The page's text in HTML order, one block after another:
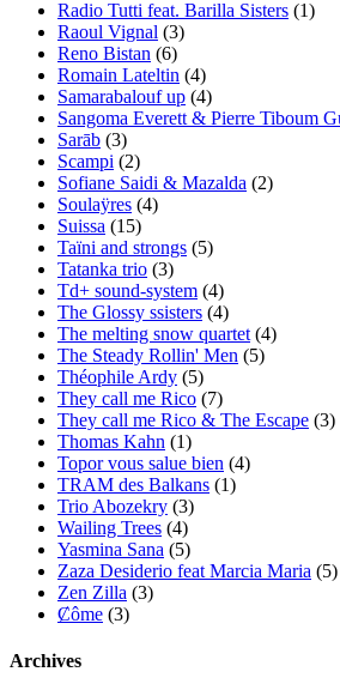
Radio Tutti feat. Barilla Sisters (1)
Raoul Vignal (3)
Reno Bistan (6)
Romain Lateltin (4)
Samarabalouf up (4)
Sangoma Everett & Pierre Tiboum
Sarāb (3)
Scampi (2)
Sofiane Saidi & Mazalda (2)
Soulaÿres (4)
Suissa (15)
Taïni and strongs (5)
Tatanka trio (3)
Td+ sound-system (4)
The Glossy ssisters (4)
The melting snow quartet (4)
The Steady Rollin' Men (5)
Théophile Ardy (5)
They call me Rico (7)
They call me Rico & The Escape (3)
Thomas Kahn (1)
Topor vous salue bien (4)
TRAM des Balkans (1)
Trio Abozekry (3)
Wailing Trees (4)
Yasmina Sana (5)
Zaza Desiderio feat Marcia Maria (5)
Zen Zilla (3)
Ȼôme (3)
Archives